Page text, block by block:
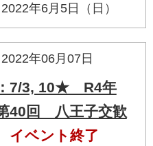
年6月5日（日）
年06月07日
7/3, 10★ R4年
40回 八王子交歓
イベント終了